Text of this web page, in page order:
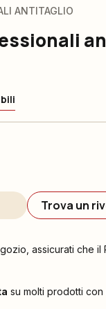
ANTITAGLIO
Trova un
assicurati che il
su molti prodotti